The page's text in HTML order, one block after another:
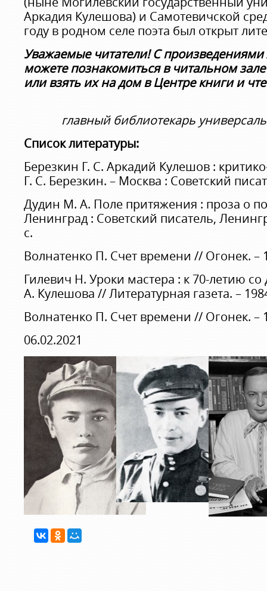
Аркадия Кулешова) и Самотевичской
году в родном селе поэта был открыт
Уважаемые читатели! С
можете познакомиться в читальном
или взять их на дом в Центре книги и
главный библиотекарь
Список литературы:
Березкин Г. С. Аркадий Кулешов :
Г. С. Березкин. – Москва : Советский
Дудин М. А. Поле притяжения : проза о
Ленинград : Советский писатель,
с.
Волнатенко П. Счет времени // Огонек. –
Гилевич Н. Уроки мастера : к 70-летию
А. Кулешова // Литературная газета. –
Волнатенко П. Счет времени // Огонек. –
06.02.2021